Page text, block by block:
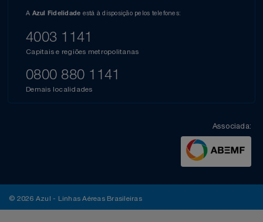
A Azul Fidelidade está à disposição pelos telefones:
4003 1141
Capitais e regiões metropolitanas
0800 880 1141
Demais localidades
Associada:
© 2026 Azul - Linhas Aéreas Brasileiras